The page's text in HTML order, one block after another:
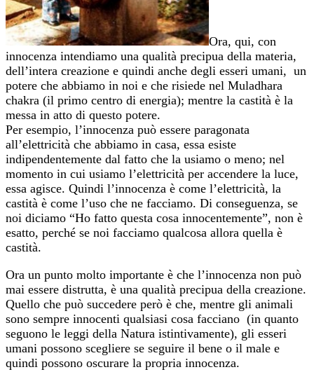
Ora, qui, con
innocenza intendiamo una qualità precipua della materia,
dell’intera creazione e quindi anche degli esseri umani, un
potere che abbiamo in noi e che risiede nel Muladhara
chakra (il primo centro di energia); mentre la castità è la
messa in atto di questo potere.
Per esempio, l’innocenza può essere paragonata
all’elettricità che abbiamo in casa, essa esiste
indipendentemente dal fatto che la usiamo o meno; nel
momento in cui usiamo l’elettricità per accendere la luce,
essa agisce. Quindi l’innocenza è come l’elettricità, la
castità è come l’uso che ne facciamo. Di conseguenza, se
noi diciamo “Ho fatto questa cosa innocentemente”, non è
esatto, perché se noi facciamo qualcosa allora quella è
castità.
Ora un punto molto importante è che l’innocenza non può
mai essere distrutta, è una qualità precipua della creazione.
Quello che può succedere però è che, mentre gli animali
sono sempre innocenti qualsiasi cosa facciano (in quanto
seguono le leggi della Natura istintivamente), gli esseri
umani possono scegliere se seguire il bene o il male e
quindi possono oscurare la propria innocenza.